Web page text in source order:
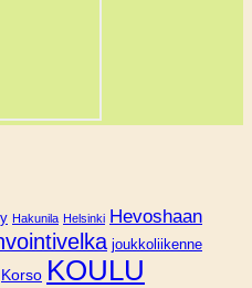
Hakunila Helsinki Hevoshaan
joukkoliikenne
Korso KOULU